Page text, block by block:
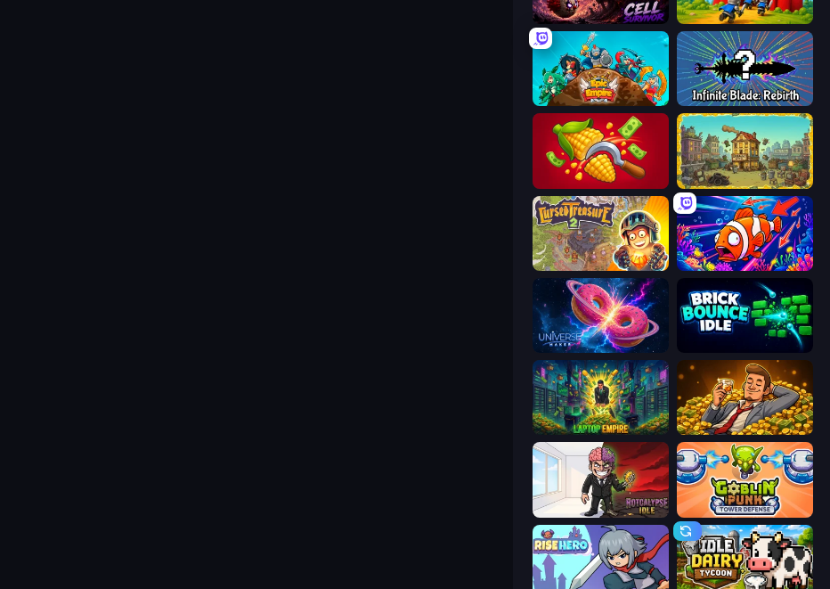
Cell Survivor TimeWarriors
Epic Empire: Tower Defense Infinite Blade: Rebirth
Farm-51: Secret Harvest The Garbaggio Hotel
Cursed Treasure 2 Fish Catch Idle
Universe Maker Brick Bounce Idle
Laptop Empire Idle Billionaire Tycoon
Rotcalypse: Idle Incremental Goblin Punk Tower Defense